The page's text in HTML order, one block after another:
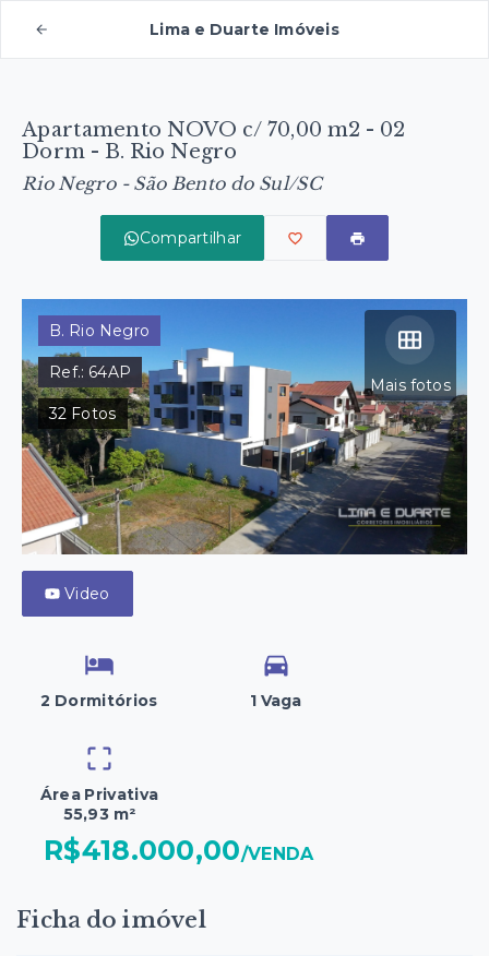
Lima e Duarte Imóveis
Apartamento NOVO c/ 70,00 m2 - 02
Dorm - B. Rio Negro
Rio Negro - São Bento do Sul/SC
Compartilhar
Mais fotos
B. Rio Negro
Ref.: 64AP
32 Fotos
Video
2 Dormitórios 1 Vaga
Área Privativa
55,93 m²
R$418.000,00/VENDA
Ficha do imóvel